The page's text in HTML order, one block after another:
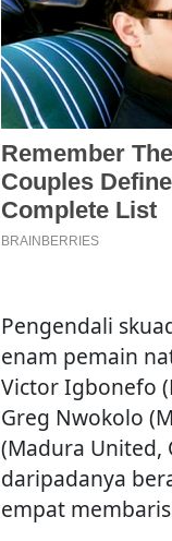
Pengendali
enam pemain
Victor Igbonefo
Greg Nwokolo
(Madura United,
daripadanya
empat